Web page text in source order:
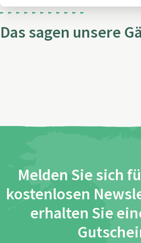
Das sagen unsere
Melden Sie sich
kostenlosen
erhalten Sie